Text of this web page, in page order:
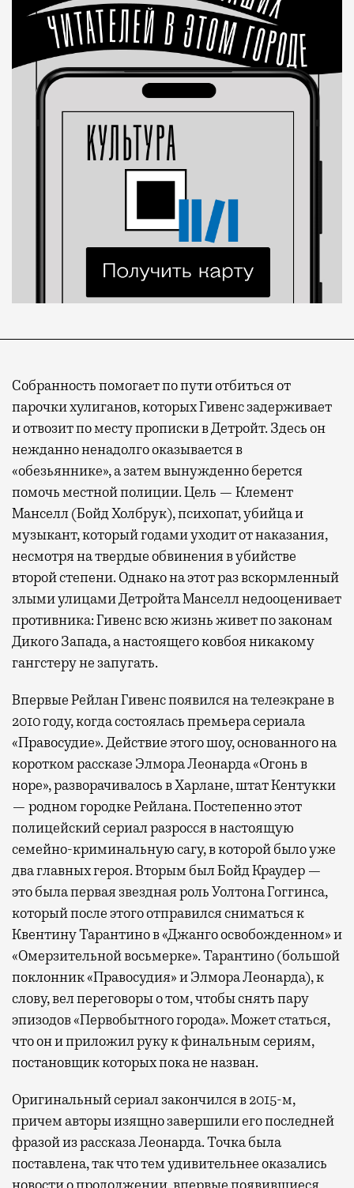
Собранность помогает по пути отбиться от
парочки хулиганов, которых Гивенс задерживает
и отвозит по месту прописки в Детройт. Здесь он
нежданно ненадолго оказывается в
«обезьяннике», а затем вынужденно берется
помочь местной полиции. Цель — Клемент
Манселл (Бойд Холбрук), психопат, убийца и
музыкант, который годами уходит от наказания,
несмотря на твердые обвинения в убийстве
второй степени. Однако на этот раз вскормленный
злыми улицами Детройта Манселл недооценивает
противника: Гивенс всю жизнь живет по законам
Дикого Запада, а настоящего ковбоя никакому
гангстеру не запугать.
Впервые Рейлан Гивенс появился на телеэкране в
2010 году, когда состоялась премьера сериала
«Правосудие». Действие этого шоу, основанного на
коротком рассказе Элмора Леонарда «Огонь в
норе», разворачивалось в Харлане, штат Кентукки
— родном городке Рейлана. Постепенно этот
полицейский сериал разросся в настоящую
семейно-криминальную сагу, в которой было уже
два главных героя. Вторым был Бойд Краудер —
это была первая звездная роль Уолтона Гоггинса,
который после этого отправился сниматься к
Квентину Тарантино в «Джанго освобожденном» и
«Омерзительной восьмерке». Тарантино (большой
поклонник «Правосудия» и Элмора Леонарда), к
слову, вел переговоры о том, чтобы снять пару
эпизодов «Первобытного города». Может статься,
что он и приложил руку к финальным сериям,
постановщик которых пока не назван.
Оригинальный сериал закончился в 2015-м,
причем авторы изящно завершили его последней
фразой из рассказа Леонарда. Точка была
поставлена, так что тем удивительнее оказались